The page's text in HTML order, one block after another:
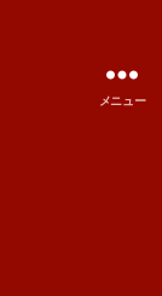
メニュー